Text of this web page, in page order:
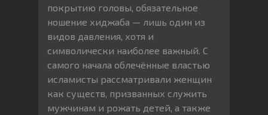
покрытию головы, обязательное
ношение хиджаба — лишь один из
видов давления, хотя и
символически наиболее важный. С
самого начала облечённые властью
исламисты рассматривали женщин
как существ, призванных служить
мужчинам и рожать детей, а также